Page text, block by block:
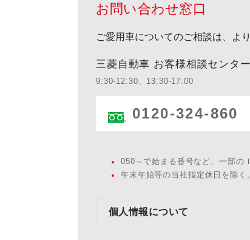
お問い合わせ窓口
ご愛用車についてのご相談は、よ
三菱自動車 お客様相談センター
9:30-12:30、13:30-17:00
0120-324-860
050～で始まる番号など、一部の
年末年始等の当社指定休日を除く
個人情報について